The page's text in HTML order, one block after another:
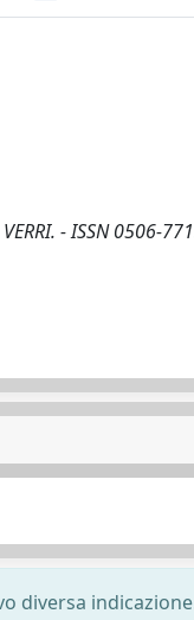
- ISSN 0506-
diversa